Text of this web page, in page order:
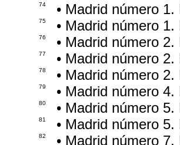
74 • Madrid número
75 • Madrid número
76 • Madrid número
77 • Madrid número
78 • Madrid número
79 • Madrid número
80 • Madrid número
81 • Madrid número
82 • Madrid número